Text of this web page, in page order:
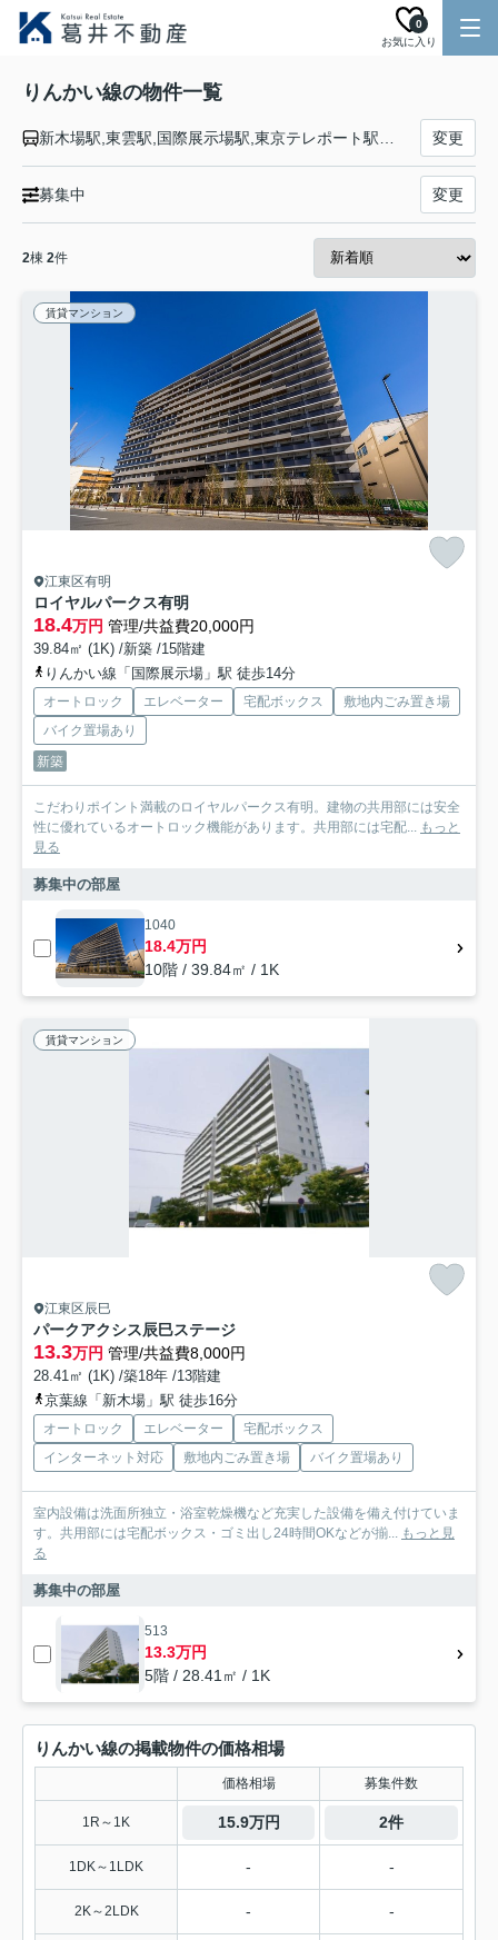
お気に入り
0
りんかい線の物件一覧
変更
募集中 変更
2棟 2件
賃貸マンション
江東区有明
ロイヤルパークス有明
18.4万円 管理/共益費20,000円
39.84㎡ (1K) /新築 /15階建
りんかい線「国際展示場」駅 徒歩14分
オートロック エレベーター 宅配ボックス
敷地内ごみ置き場
バイク置場あり
新築
こだわりポイント満載のロイヤルパークス有明。建物の共用部には安全
性に優れているオートロック機能があります。共用部には宅配... もっと
見る
募集中の部屋
1040
18.4万円
10階 / 39.84㎡ / 1K
賃貸マンション
江東区辰巳
パークアクシス辰巳ステージ
13.3万円 管理/共益費8,000円
28.41㎡ (1K) /築18年 /13階建
京葉線「新木場」駅 徒歩16分
オートロック エレベーター
宅配ボックス
インターネット対応
敷地内ごみ置き場 バイク置場あり
室内設備は洗面所独立・浴室乾燥機など充実した設備を備え付けていま
す。共用部には宅配ボックス・ゴミ出し24時間OKなどが揃... もっと見
る
募集中の部屋
513
13.3万円
5階 / 28.41㎡ / 1K
りんかい線の掲載物件の価格相場
価格相場 募集件数
1R～1K 15.9万円 2件
1DK～1LDK - -
2K～2LDK - -